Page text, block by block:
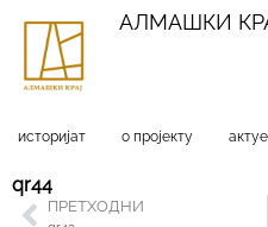
АЛМАШКИ
историјат о пројекту
qr44
ПРЕТХОДНИ